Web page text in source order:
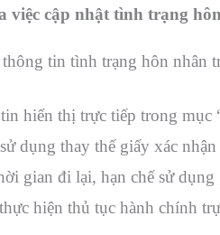
việc cập nhật tình trạng
tin tình trạng hôn nhân
hiển thị trực tiếp trong mục
dụng thay thế giấy xác
gian đi lại, hạn chế sử dụng
hiện thủ tục hành chính